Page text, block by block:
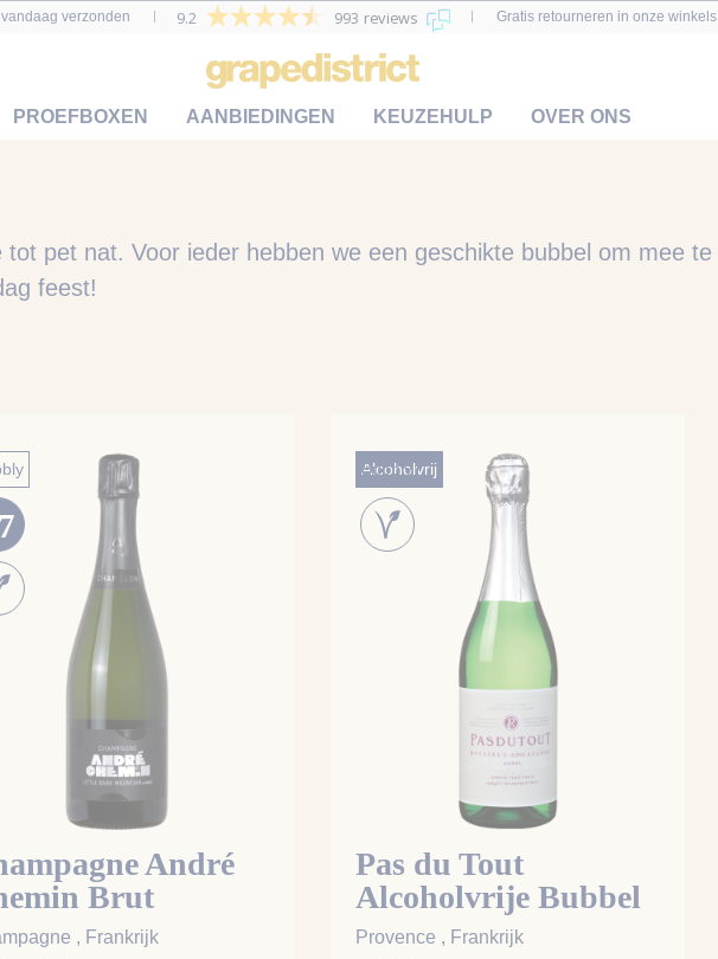
verzonden 9.2 993 reviews Gratis retourneren in onze winkels
PROEFBOXEN AANBIEDINGEN KEUZEHULP OVER ONS
pet nat. Voor ieder hebben we een geschikte bubbel om mee te
feest!
André
Brut
, Frankrijk
Bubbly
Alcoholvrij
Pas du Tout
Alcoholvrije Bubbel
Provence , Frankrijk